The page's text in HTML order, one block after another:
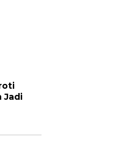
Jadi